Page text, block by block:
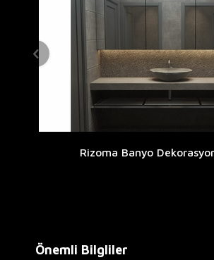
Rizoma Banyo
Önemli Bilgliler